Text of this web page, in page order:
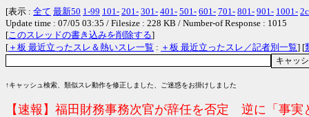
[表示 : 全て 最新50 1-99 101- 201- 301- 401- 501- 601- 701- 801- 901- 1001-
Update time : 07/05 03:35 / Filesize : 228 KB / Number-of Response : 1015
[このスレッドの書き込みを削除する]
[ ＋板 最近立ったスレ＆熱いスレ一覧 : ＋板 最近立ったスレ／記者別一覧] [
↑キャッシュ検索、類似スレ動作を修正しました、ご迷惑をお掛けしました
【速報】福田財務事務次官が辞任を否定 逆に「事